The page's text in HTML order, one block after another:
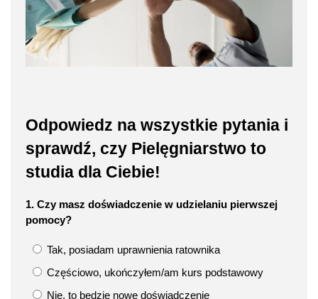
Odpowiedz na wszystkie pytania i
sprawdź, czy Pielęgniarstwo to
studia dla Ciebie!
1. Czy masz doświadczenie w udzielaniu pierwszej
pomocy?
Tak, posiadam uprawnienia ratownika
Częściowo, ukończyłem/am kurs podstawowy
Nie, to będzie nowe doświadczenie